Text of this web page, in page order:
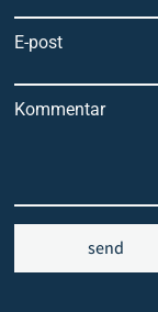
E-post
Kommentar
send